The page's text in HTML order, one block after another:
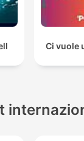
Ci vuole